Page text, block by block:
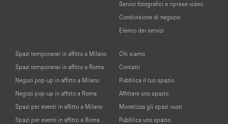
Servizi fotografici e riprese video
Condivisione di negozio
Elenco dei servizi
Spazi temporanei in affitto a Milano
Spazi temporanei in affitto a Roma
Negozi pop-up in affitto a Milano
Negozi pop-up in affitto a Roma
Spazi per eventi in affitto a Milano
Spazi per eventi in affitto a Roma
Chi siamo
Contatti
Pubblica il tuo spazio
Affittare uno spazio
Monetizza gli spazi vuoti
Pubblica uno spazio